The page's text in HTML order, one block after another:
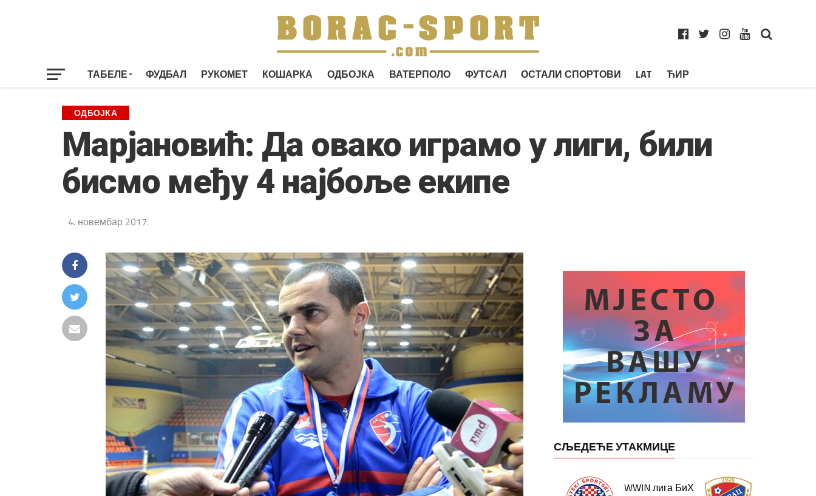
ТАБЕЛЕ ФУДБАЛ РУКОМЕТ КОШАРКА ОДБОЈКА ВАТЕРПОЛО ФУТСАЛ ОСТАЛИ СПОРТОВИ LAT ЋИР
ОДБОЈКА
Марјановић: Да овако играмо у лиги, били
бисмо међу 4 најбоље екипе
4. новембар 2017.
СЉЕДЕЋЕ УТАКМИЦЕ
WWIN лига БиХ